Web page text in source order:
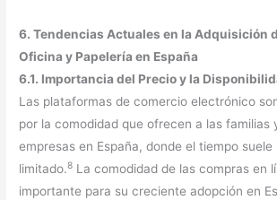
6. Tendencias Actuales en la Adquisición
Oficina y Papelería en España
6.1. Importancia del Precio y la
Las plataformas de comercio electrónico
por la comodidad que ofrecen a las familias
empresas en España, donde el tiempo
limitado.8 La comodidad de las compras en
importante para su creciente adopción en